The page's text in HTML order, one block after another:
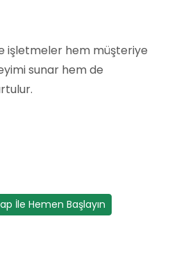
işletmeler hem müşteriye
sunar hem de
İle Hemen Başlayın